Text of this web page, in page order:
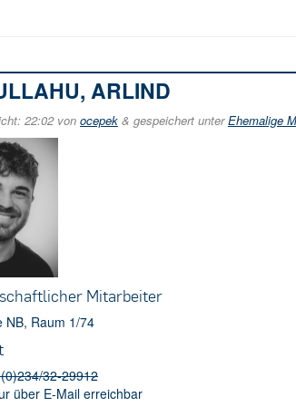
ARLIND
22:02von ocepek & gespeichert unterEhemalige
Mitarbeiter
NB, Raum 1/74
32-29912
über E-Mail erreichbar